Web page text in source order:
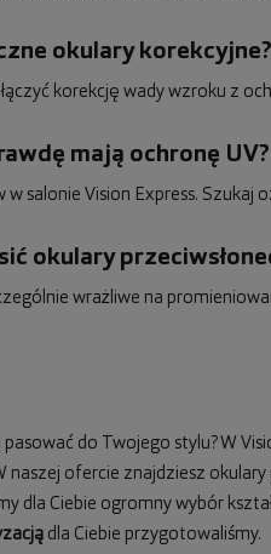
okulary korekcyjne?
korekcję wady wzroku z
mają ochronę UV?
salonie Vision Express. Szukaj
okulary
wrażliwe na
do Twojego stylu? W
naszej ofercie znajdziesz okulary
dla Ciebie ogromny wybór
dla Ciebie przygotowaliśmy.